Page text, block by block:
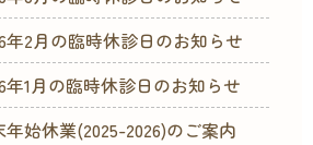
年2月の臨時休診日のお知らせ
年1月の臨時休診日のお知らせ
年始休業(2025-2026)のご案内